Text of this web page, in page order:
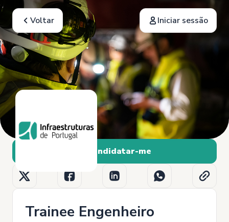
Voltar Iniciar sessão
Candidatar-me
Trainee Engenheiro